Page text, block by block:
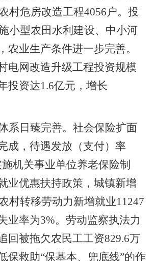
村危房改造工程4056户。投
小型农田水利建设、中小河
农业生产条件进一步完善。
电网改造升级工程投资规模
投资达1.6亿元，增长
系日臻完善。 社会保险扩面
成，待遇发放（支付）率
机关事业单位养老保险制
业优惠扶持政策，城镇新增
村转移劳动力新增就业11247
业率为3%。劳动监察执法力
回被拖欠农民工工资829.6万
保救助“保基本、兜底线”的作